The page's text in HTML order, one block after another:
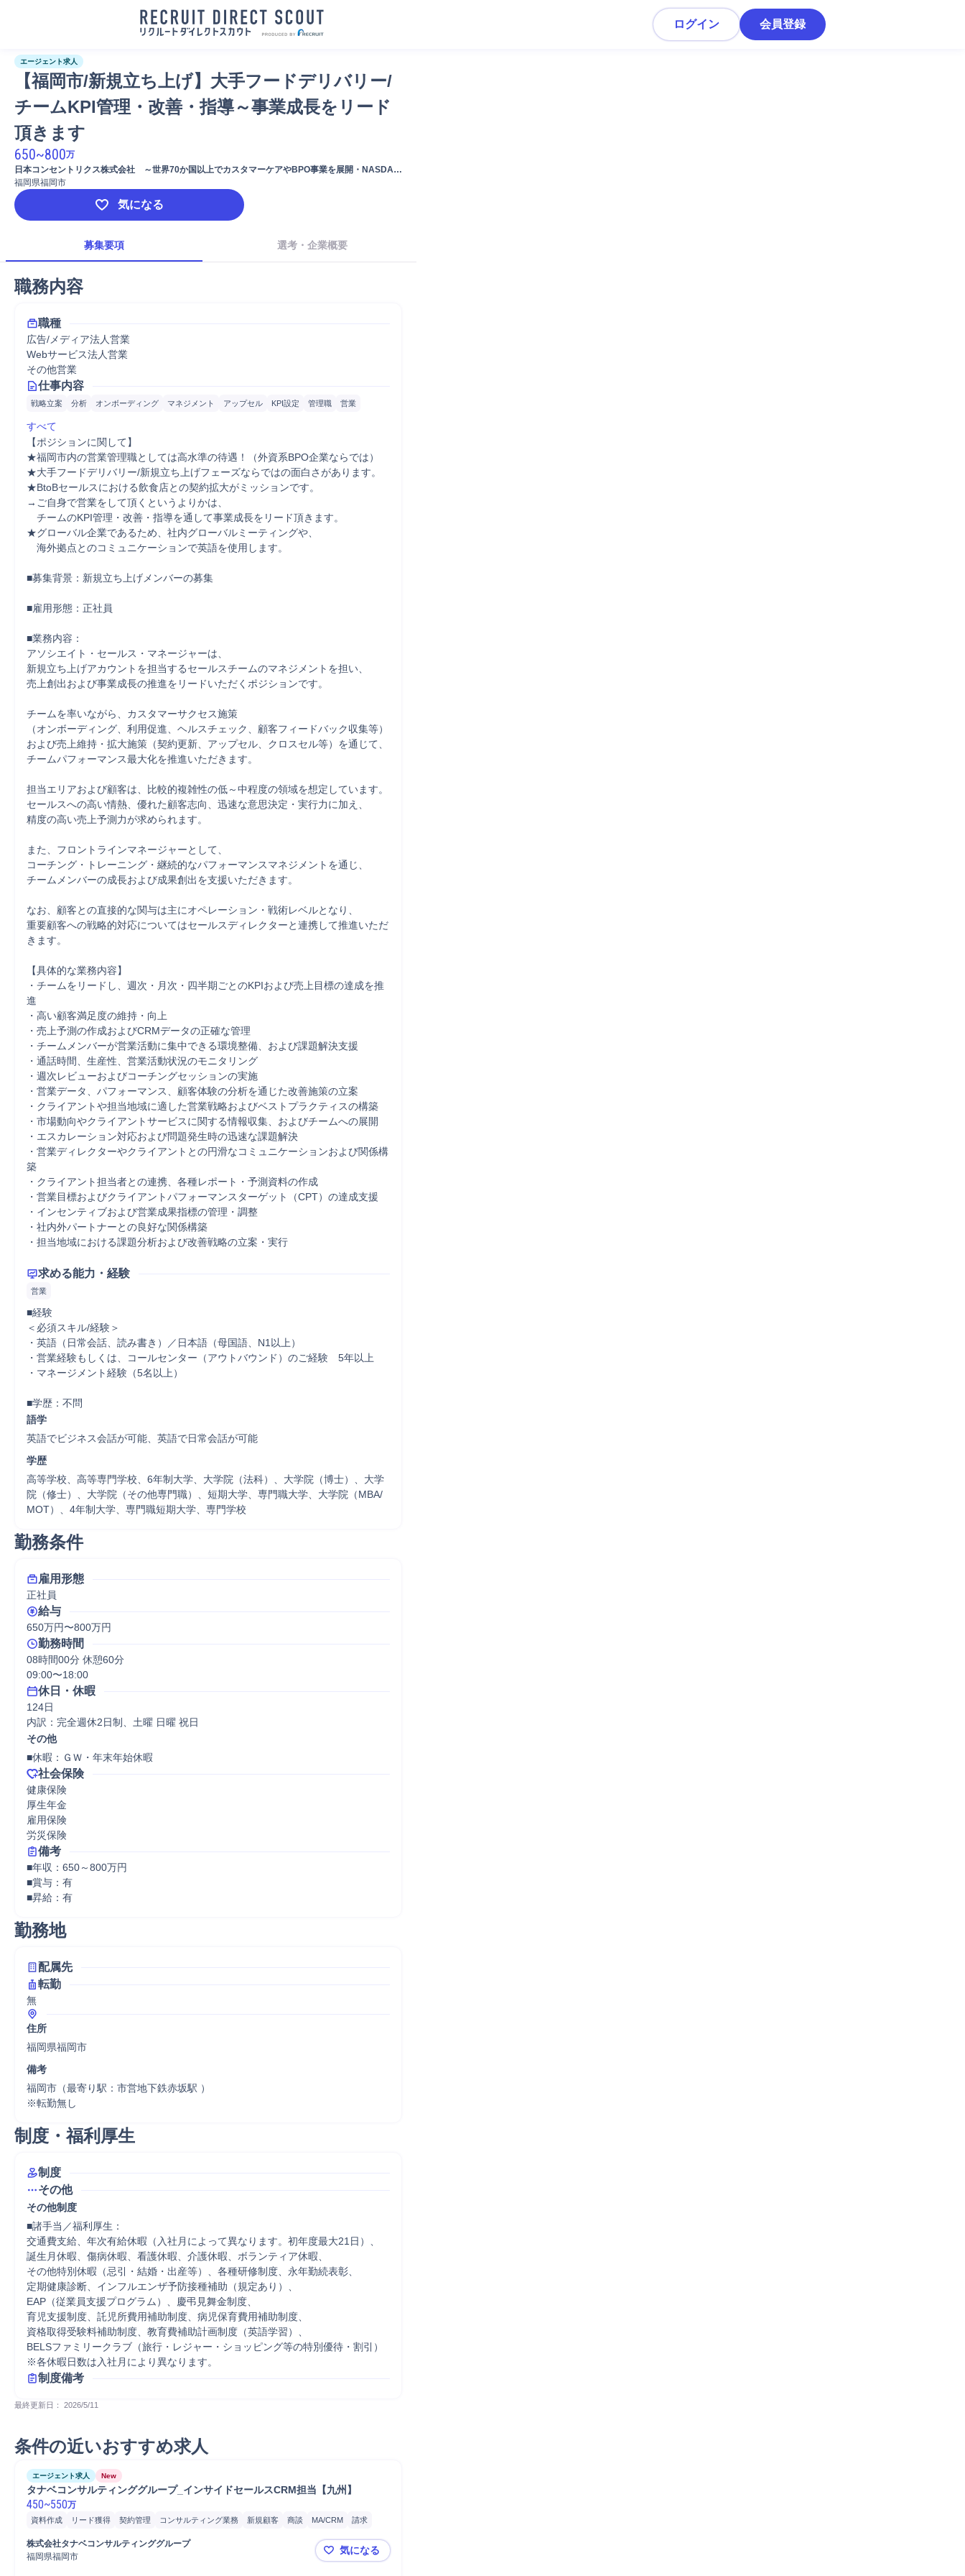
ログイン 会員登録
エージェント求人
【福岡市/新規立ち上げ】大手フードデリバリー/
チームKPI管理・改善・指導～事業成長をリード
頂きます
650~800万
日本コンセントリクス株式会社　～世界70か国以上でカスタマーケアやBPO事業を展開・NASDAQ
上場のグローバル企業～
福岡県福岡市
気になる
募集要項 選考・企業概要
職務内容
職種
広告/メディア法人営業
Webサービス法人営業
その他営業
仕事内容
戦略立案 分析 オンボーディング マネジメント アップセル KPI設定 管理職 営業
すべて
【ポジションに関して】
★福岡市内の営業管理職としては高水準の待遇！（外資系BPO企業ならでは）
★大手フードデリバリー/新規立ち上げフェーズならではの面白さがあります。
★BtoBセールスにおける飲食店との契約拡大がミッションです。
→ご自身で営業をして頂くというよりかは、
チームのKPI管理・改善・指導を通して事業成長をリード頂きます。
★グローバル企業であるため、社内グローバルミーティングや、
海外拠点とのコミュニケーションで英語を使用します。
■募集背景：新規立ち上げメンバーの募集
■雇用形態：正社員
■業務内容：
アソシエイト・セールス・マネージャーは、
新規立ち上げアカウントを担当するセールスチームのマネジメントを担い、
売上創出および事業成長の推進をリードいただくポジションです。
チームを率いながら、カスタマーサクセス施策
（オンボーディング、利用促進、ヘルスチェック、顧客フィードバック収集等）
および売上維持・拡大施策（契約更新、アップセル、クロスセル等）を通じて、
チームパフォーマンス最大化を推進いただきます。
担当エリアおよび顧客は、比較的複雑性の低～中程度の領域を想定しています。
セールスへの高い情熱、優れた顧客志向、迅速な意思決定・実行力に加え、
精度の高い売上予測力が求められます。
また、フロントラインマネージャーとして、
コーチング・トレーニング・継続的なパフォーマンスマネジメントを通じ、
チームメンバーの成長および成果創出を支援いただきます。
なお、顧客との直接的な関与は主にオペレーション・戦術レベルとなり、
重要顧客への戦略的対応についてはセールスディレクターと連携して推進いただ
きます。
【具体的な業務内容】
・チームをリードし、週次・月次・四半期ごとのKPIおよび売上目標の達成を推
進
・高い顧客満足度の維持・向上
・売上予測の作成およびCRMデータの正確な管理
・チームメンバーが営業活動に集中できる環境整備、および課題解決支援
・通話時間、生産性、営業活動状況のモニタリング
・週次レビューおよびコーチングセッションの実施
・営業データ、パフォーマンス、顧客体験の分析を通じた改善施策の立案
・クライアントや担当地域に適した営業戦略およびベストプラクティスの構築
・市場動向やクライアントサービスに関する情報収集、およびチームへの展開
・エスカレーション対応および問題発生時の迅速な課題解決
・営業ディレクターやクライアントとの円滑なコミュニケーションおよび関係構
築
・クライアント担当者との連携、各種レポート・予測資料の作成
・営業目標およびクライアントパフォーマンスターゲット（CPT）の達成支援
・インセンティブおよび営業成果指標の管理・調整
・社内外パートナーとの良好な関係構築
・担当地域における課題分析および改善戦略の立案・実行
求める能力・経験
営業
■経験
＜必須スキル/経験＞
・英語（日常会話、読み書き）／日本語（母国語、N1以上）
・営業経験もしくは、コールセンター（アウトバウンド）のご経験　5年以上
・マネージメント経験（5名以上）
語学
英語でビジネス会話が可能、英語で日常会話が可能
学歴
高等学校、高等専門学校、6年制大学、大学院（法科）、大学院（博士）、大学
院（修士）、大学院（その他専門職）、短期大学、専門職大学、大学院（MBA/
MOT）、4年制大学、専門職短期大学、専門学校
勤務条件
雇用形態
正社員
給与
650万円〜800万円
勤務時間
08時間00分 休憩60分
09:00〜18:00
休日・休暇
124日
内訳：完全週休2日制、土曜 日曜 祝日
その他
社会保険
健康保険
厚生年金
雇用保険
労災保険
備考
■年収：650～800万円
■賞与：有
勤務地
配属先
転勤
無
住所
福岡県福岡市
備考
福岡市（最寄り駅：市営地下鉄赤坂駅 ）
制度・福利厚生
制度
その他
その他制度
■諸手当／福利厚生：
交通費支給、年次有給休暇（入社月によって異なります。初年度最大21日）、
誕生月休暇、傷病休暇、看護休暇、介護休暇、ボランティア休暇、
その他特別休暇（忌引・結婚・出産等）、各種研修制度、永年勤続表彰、
定期健康診断、インフルエンザ予防接種補助（規定あり）、
EAP（従業員支援プログラム）、慶弔見舞金制度、
育児支援制度、託児所費用補助制度、病児保育費用補助制度、
資格取得受験料補助制度、教育費補助計画制度（英語学習）、
BELSファミリークラブ（旅行・レジャー・ショッピング等の特別優待・割引）
※各休暇日数は入社月により異なります。
制度備考
最終更新日： 2026/5/11
条件の近いおすすめ求人
エージェント求人 New
タナベコンサルティンググループ_インサイドセールスCRM担当【九州】
450~550万
資料作成 リード獲得 契約管理 コンサルティング業務 新規顧客 商談 MA/CRM
請求
ファイナンス
コンサルタント
株式会社タナベコンサルティンググループ
福岡県福岡市
タナベコンサルティンググループ_インサイドセールスCRM担当【九州】
気になる